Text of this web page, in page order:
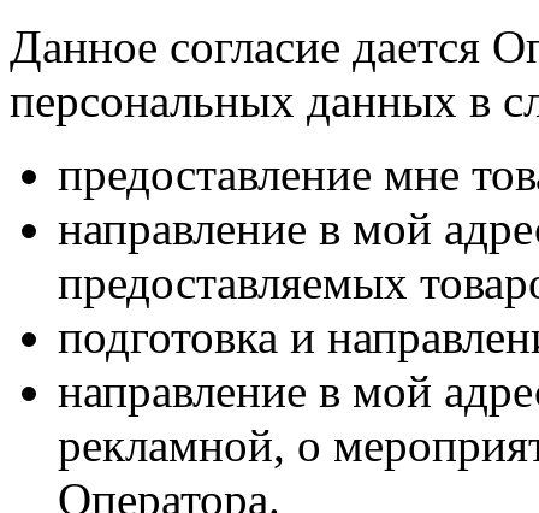
Данное согласие дается
персональных данных в
предоставление мне
направление в мой
предоставляемых
подготовка и
направление в мой
рекламной, о
Оператора.